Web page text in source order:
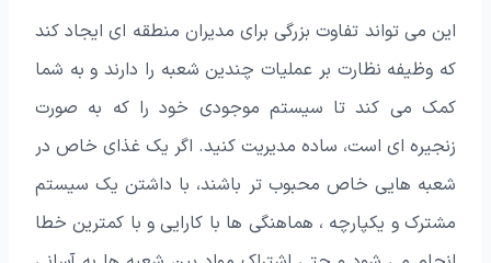
این می تواند تفاوت بزرگی برای مدیران منطقه ای ایجاد کند
که وظیفه نظارت بر عملیات چندین شعبه را دارند و به شما
کمک می کند تا سیستم موجودی خود را که به صورت
زنجیره ای است، ساده مدیریت کنید. اگر یک غذای خاص در
شعبه هایی خاص محبوب تر باشند، با داشتن یک سیستم
مشترک و یکپارچه ، هماهنگی ها با کارایی و با کمترین خطا